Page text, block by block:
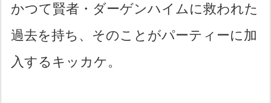
かつて賢者・ダーゲンハイムに救われた
過去を持ち、そのことがパーティーに加
入するキッカケ。